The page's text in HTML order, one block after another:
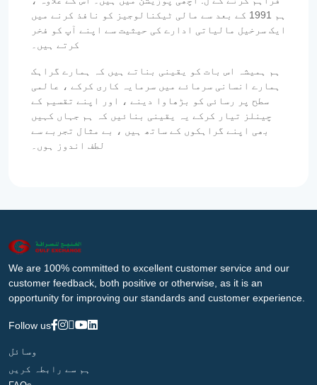
ہم 1991 کے بعد سے مالی ٹیکنالوجیز کو نافذ کرنے میں
ایک سرخیل مالیاتی ادارے کی حیثیت سے اپنے آپ کو فخر
کرتے ہیں۔
ہم ہمیشہ اس بات کو یقینی بناتے ہیں کہ ہمارے گراہک
ہمارے انسانی سرمائے میں سرمایہ کاری کرکے ، عالمی
سطح پر رسائی کو بڑھاوا دینے ، اور اپنے تقسیم کے
چینلز تیار کرکے یہ یقینی بنائیں کہ ہم جہاں کہیں
بھی اپنے گراہکوں کے ساتھ ہیں ، بے مثال تجربے سے
لطف اندوز ہوں۔
We are 100% committed to excellent customer service and our
customer feedback, both positive or otherwise, as it is an
opportunity for improving our standards and customer experience.
Follow us
وسائل
ہم سے رابطہ کریں